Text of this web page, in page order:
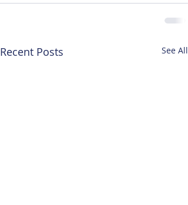
Recent Posts See All